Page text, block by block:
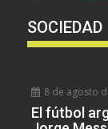
SOCIEDAD
8 de agosto
El fútbol